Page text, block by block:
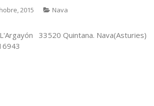
2015 Nava
33520 Quintana. Nava(Asturies)